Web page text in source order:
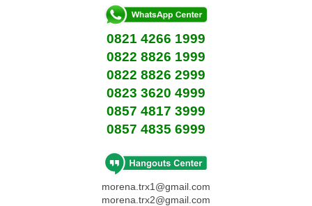
0821 4266 1999
0822 8826 1999
0822 8826 2999
0823 3620 4999
0857 4817 3999
0857 4835 6999
morena.trx1@gmail.com
morena.trx2@gmail.com